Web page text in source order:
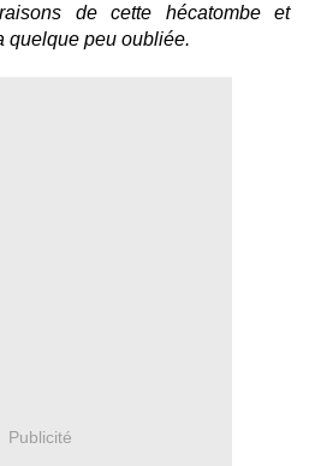
de cette hécatombe et
quelque peu oubliée.
Publicité